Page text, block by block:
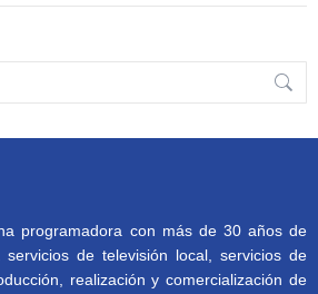
programadora con más de 30 años de
de televisión local, servicios de
realización y comercialización de